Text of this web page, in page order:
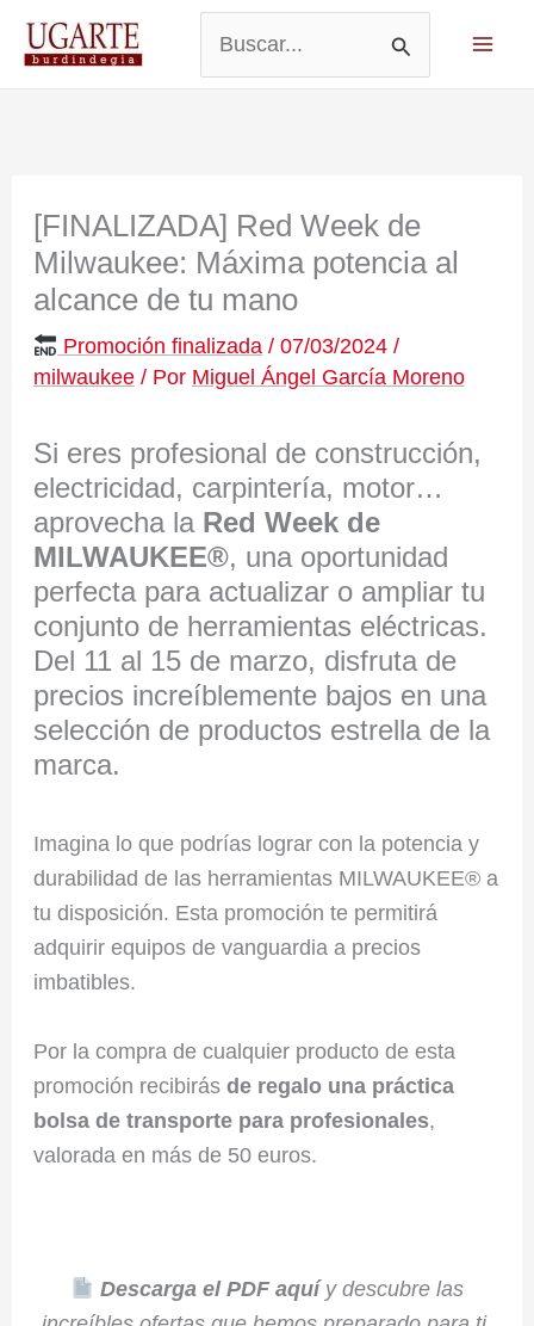
contenido
[FINALIZADA] Red Week de
Milwaukee: Máxima potencia al
alcance de tu mano
Promoción finalizada /07/03/2024/
milwaukee/ Por Miguel Ángel García Moreno
Si eres profesional de construcción,
electricidad, carpintería, motor…
aprovecha la Red Week de
MILWAUKEE®, una oportunidad
perfecta para actualizar o ampliar tu
conjunto de herramientas eléctricas.
Del 11 al 15 de marzo, disfruta de
precios increíblemente bajos en una
selección de productos estrella de la
marca.
Imagina lo que podrías lograr con la potencia y
durabilidad de las herramientas MILWAUKEE® a
tu disposición. Esta promoción te permitirá
adquirir equipos de vanguardia a precios
imbatibles.
Por la compra de cualquier producto de esta
promoción recibirás de regalo una práctica
bolsa de transporte para profesionales,
valorada en más de 50 euros.
Descarga el PDF aquíy descubre las